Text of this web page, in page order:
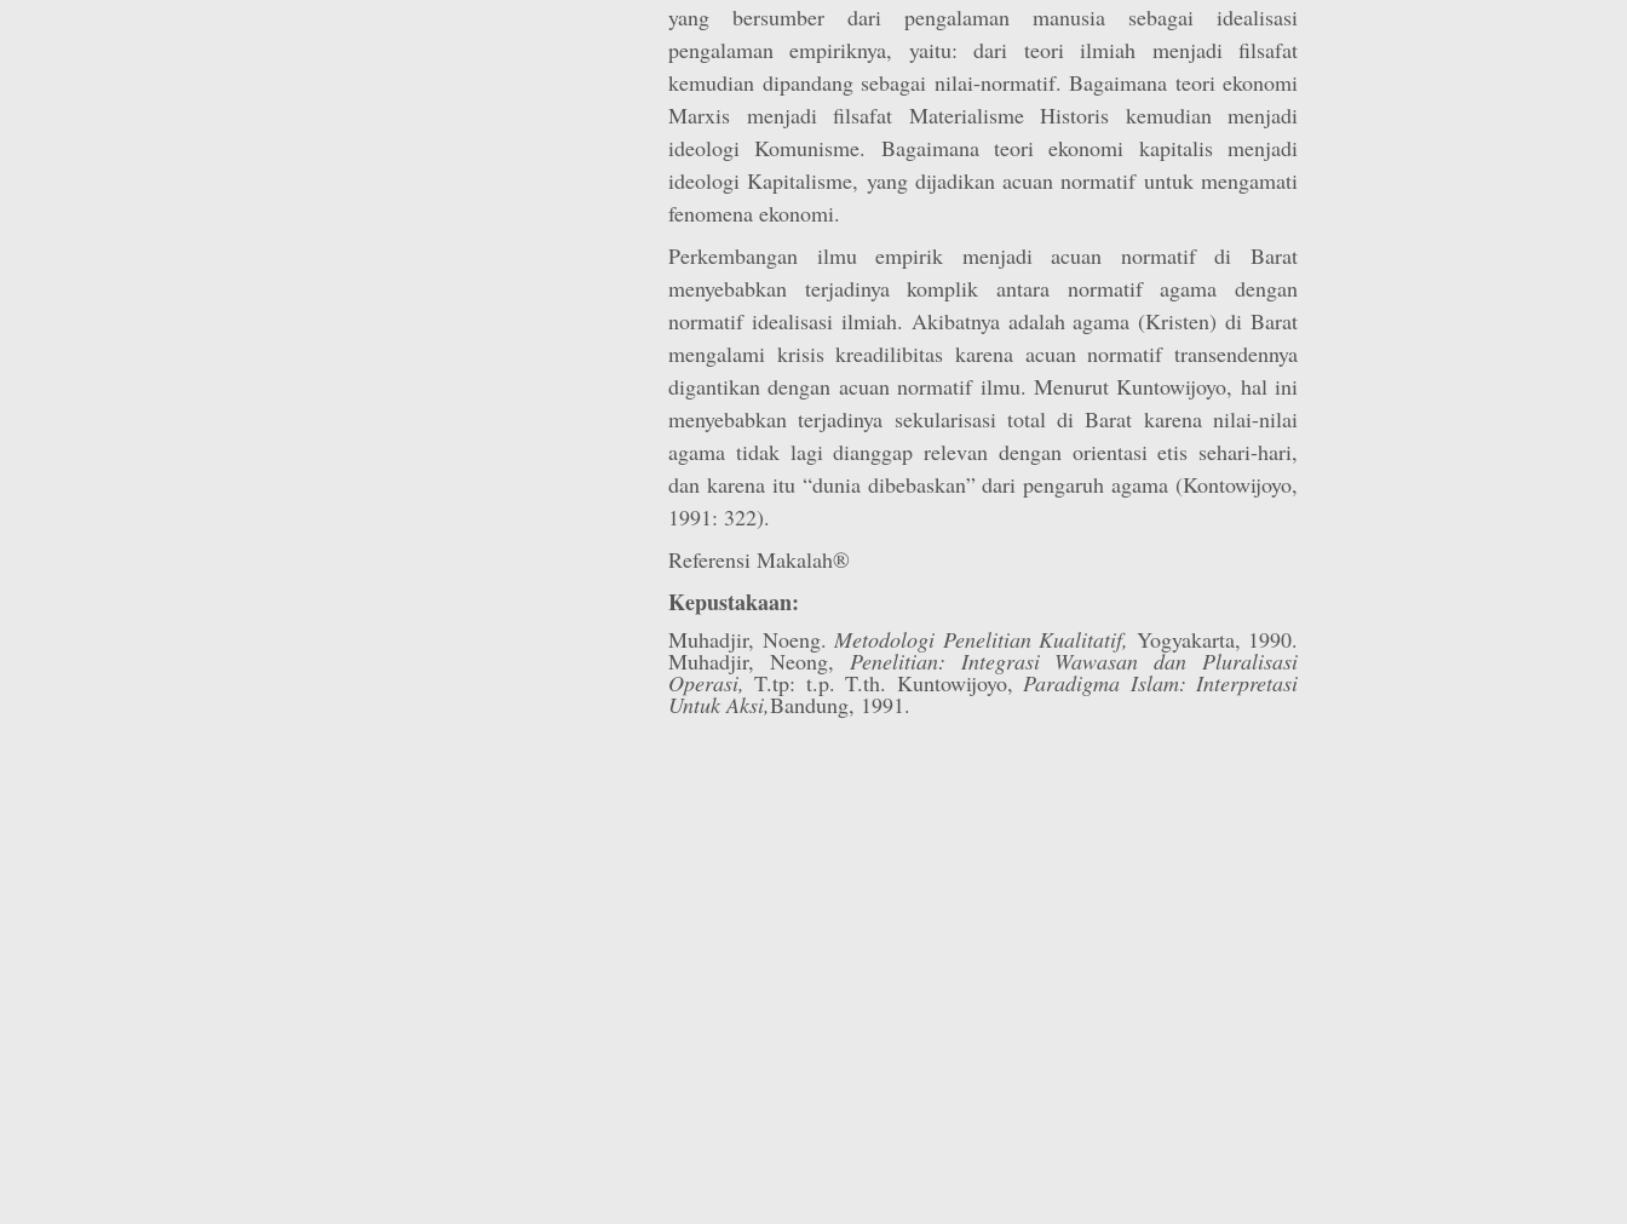
yang bersumber dari pengalaman manusia sebagai idealisasi
pengalaman empiriknya, yaitu: dari teori ilmiah menjadi filsafat
kemudian dipandang sebagai nilai-normatif. Bagaimana teori ekonomi
Marxis menjadi filsafat Materialisme Historis kemudian menjadi
ideologi Komunisme. Bagaimana teori ekonomi kapitalis menjadi
ideologi Kapitalisme, yang dijadikan acuan normatif untuk mengamati
fenomena ekonomi.
Perkembangan ilmu empirik menjadi acuan normatif di Barat
menyebabkan terjadinya komplik antara normatif agama dengan
normatif idealisasi ilmiah. Akibatnya adalah agama (Kristen) di Barat
mengalami krisis kreadilibitas karena acuan normatif transendennya
digantikan dengan acuan normatif ilmu. Menurut Kuntowijoyo, hal ini
menyebabkan terjadinya sekularisasi total di Barat karena nilai-nilai
agama tidak lagi dianggap relevan dengan orientasi etis sehari-hari,
dan karena itu “dunia dibebaskan” dari pengaruh agama (Kontowijoyo,
1991: 322).
Referensi Makalah®
Kepustakaan:
Muhadjir, Noeng. Metodologi Penelitian Kualitatif, Yogyakarta, 1990.
Muhadjir, Neong, Penelitian: Integrasi Wawasan dan Pluralisasi
Operasi, T.tp: t.p. T.th. Kuntowijoyo, Paradigma Islam: Interpretasi
Untuk Aksi,Bandung, 1991.